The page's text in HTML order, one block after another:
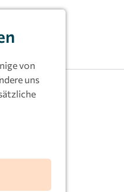
von
uns